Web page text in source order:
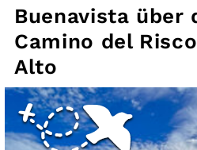
Buenavista über
Camino del
Alto